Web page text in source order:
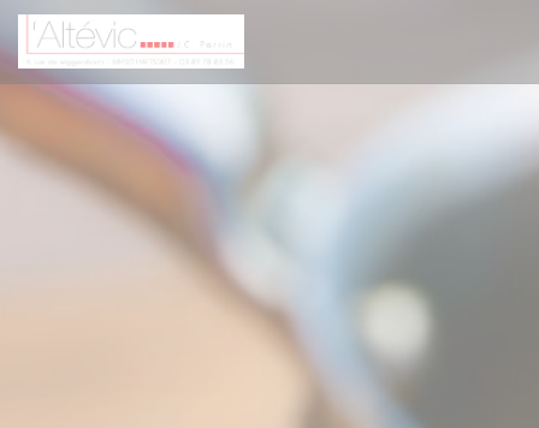
Personalizzazione delle tue scelte sui cookie